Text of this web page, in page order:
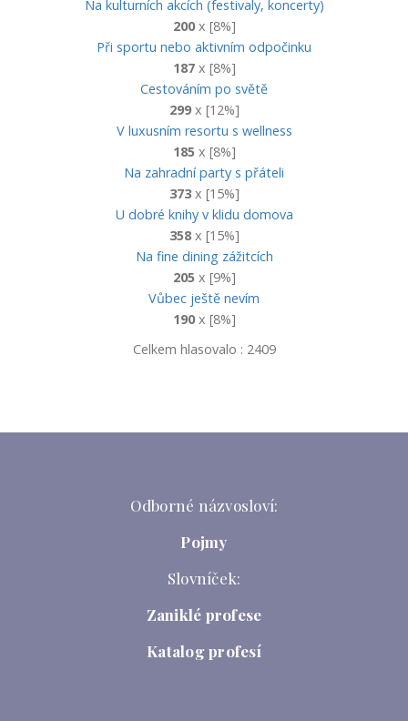
Na kulturních akcích (festivaly, koncerty)
200x [8%]
Při sportu nebo aktivním odpočinku
187x [8%]
Cestováním po světě
299x [12%]
V luxusním resortu s wellness
185 x [8%]
Na zahradní party s přáteli
373x [15%]
U dobré knihy v klidu domova
358x [15%]
Na fine dining zážitcích
205 x [9%]
Vůbec ještě nevím
190x [8%]
Celkem hlasovalo : 2409
Odborné názvosloví:
Pojmy
Slovníček:
Zaniklé profese
Katalog profesí